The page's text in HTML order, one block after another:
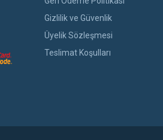
Gizlilik ve Güvenlik
Üyelik Sözleşmesi
Teslimat Koşulları